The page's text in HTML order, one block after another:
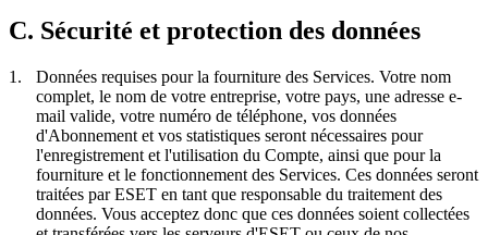
C. Sécurité et protection des données
1. Données requises pour la fourniture des Services. Votre nom
complet, le nom de votre entreprise, votre pays, une adresse e-
mail valide, votre numéro de téléphone, vos données
d'Abonnement et vos statistiques seront nécessaires pour
l'enregistrement et l'utilisation du Compte, ainsi que pour la
fourniture et le fonctionnement des Services. Ces données seront
traitées par ESET en tant que responsable du traitement des
données. Vous acceptez donc que ces données soient collectées